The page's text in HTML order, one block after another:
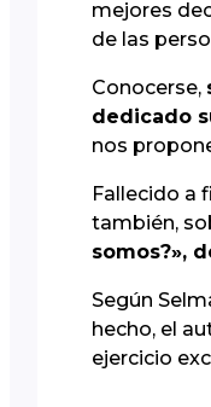
mejores
de las
Conocerse,
dedicado
nos
Fallecido a
también,
somos?»,
Según
hecho, el
ejercicio